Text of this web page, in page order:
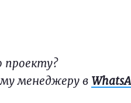
проекту?
менеджеру в